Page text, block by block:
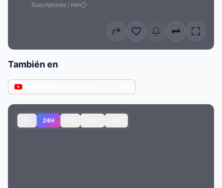
Suscriptores / min
También en
24H